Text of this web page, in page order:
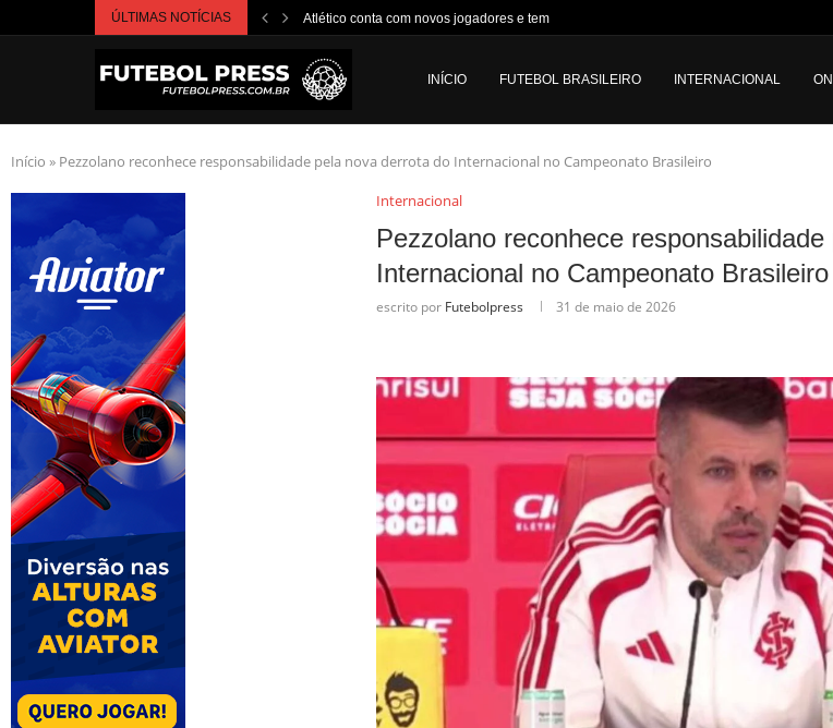
ÚLTIMAS NOTÍCIAS Atlético conta com novos jogadores e tem apenas...
INÍCIO FUTEBOL BRASILEIRO INTERNACIONAL
Início » Pezzolano reconhece responsabilidade pela nova derrota do Internacional no Campeonato Brasileiro
Internacional
Pezzolano reconhece
Internacional no Campeonato Brasileiro
escrito por Futebolpress 31 de maio de 2026